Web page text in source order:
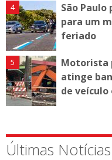
São
para um
feriado
Motorista
atinge
de veículo
Últimas Notícias